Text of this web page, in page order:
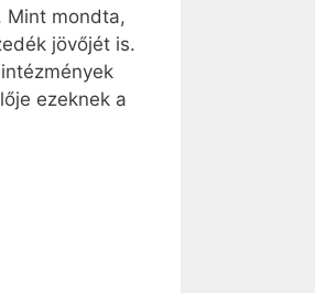
Mint mondta,
jövőjét is.
ezeknek a